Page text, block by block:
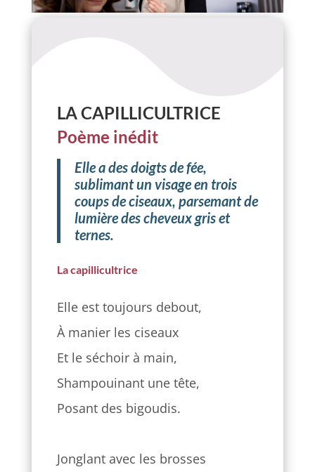
LA CAPILLICULTRICE
Poème inédit
Elle a des doigts de fée,
sublimant un visage en trois
coups de ciseaux, parsemant de
lumière des cheveux gris et
ternes.
La capillicultrice
Elle est toujours debout,
À manier les ciseaux
Et le séchoir à main,
Shampouinant une tête,
Posant des bigoudis.
Jonglant avec les brosses